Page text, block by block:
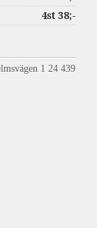
4st 38;-
1 24 439